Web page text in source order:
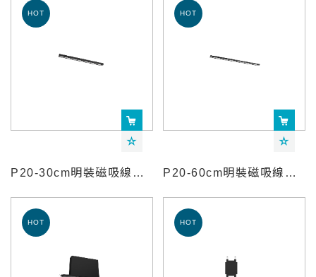
P20-30cm明裝磁吸線條燈-YeelightPro P20-60cm明裝磁吸線條燈-YeelightPro